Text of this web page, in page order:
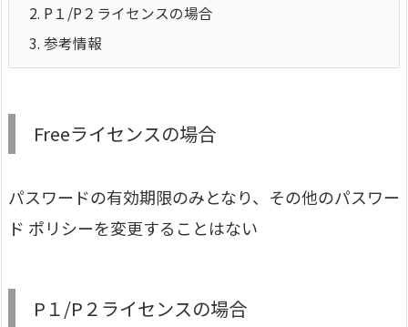
2. P１/P２ライセンスの場合
3. 参考情報
Freeライセンスの場合
パスワードの有効期限のみとなり、その他のパスワー
ド ポリシーを変更することはない
P１/P２ライセンスの場合